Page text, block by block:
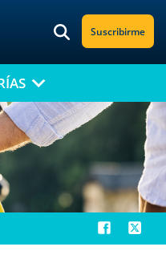
Suscribirme
contenido!
en tu correo